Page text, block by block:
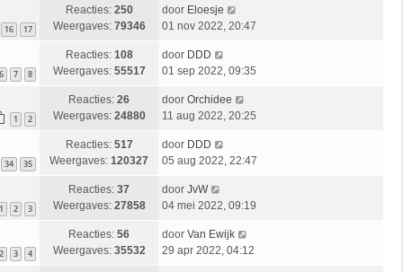
16 17
Reacties: 250
Weergaves: 79346
door Eloesje
01 nov 2022, 20:47
6 7 8
Reacties: 108
Weergaves: 55517
door DDD
01 sep 2022, 09:35
1 2
Reacties: 26
Weergaves: 24880
door Orchidee
11 aug 2022, 20:25
34 35
Reacties: 517
Weergaves: 120327
door DDD
05 aug 2022, 22:47
1 2 3
Reacties: 37
Weergaves: 27858
door JvW
04 mei 2022, 09:19
2 3 4
Reacties: 56
Weergaves: 35532
door Van Ewijk
29 apr 2022, 04:12